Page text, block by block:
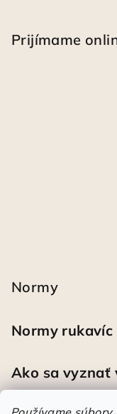
Prijímame
Normy
Normy rukavíc
Ako sa vyznať